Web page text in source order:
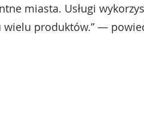
miasta. Usługi
produktów.” —